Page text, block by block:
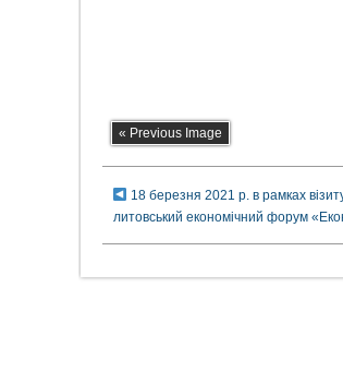
« Previous Image
18 березня 2021 р. в рамках
литовський економічний форум